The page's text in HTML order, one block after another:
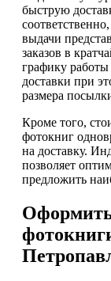
быструю
выдачи
заказов в
графику
доставки при
размера
Кроме того,
фотокниг
на доставку.
позволяет
предложить
Оформить